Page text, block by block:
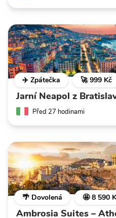
✈️ Zpátečka 🚀 999 Kč
Jarní Neapol z
Před 27 hodinami
🌴 Dovolená 🤩 8 590
Ambrosia Suites –